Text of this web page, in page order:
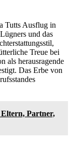
Tutts Ausflug in
und das
Treue bei
als herausragende
Das Erbe von
Partner,